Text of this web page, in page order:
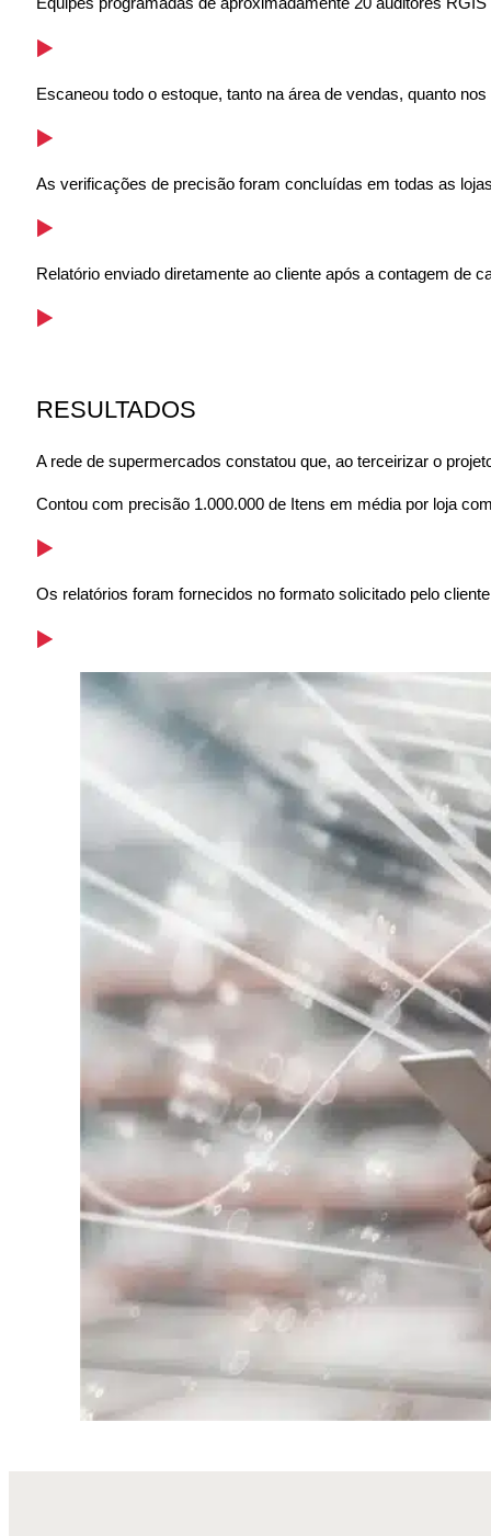
Escaneou todo o estoque, tanto na área de vendas, quanto
As verificações de precisão foram concluídas em todas as
Relatório enviado diretamente ao cliente após a contagem de
RESULTADOS
A rede de supermercados constatou que, ao terceirizar o
Contou com precisão 1.000.000 de Itens em média por loja
Os relatórios foram fornecidos no formato solicitado pelo